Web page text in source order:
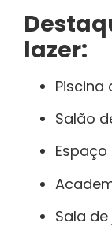
lazer:
Piscina
Salão
Sala